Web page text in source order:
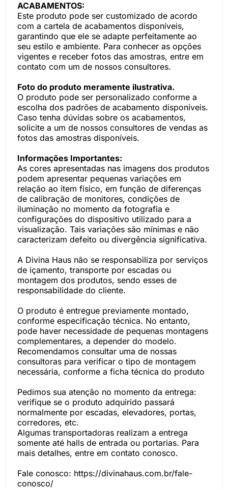
ACABAMENTOS:
Este produto pode ser customizado de acordo
com a cartela de acabamentos disponíveis,
garantindo que ele se adapte perfeitamente ao
seu estilo e ambiente. Para conhecer as opções
vigentes e receber fotos das amostras, entre em
contato com um de nossos consultores.
Foto do produto meramente ilustrativa.
O produto pode ser personalizado conforme a
escolha dos padrões de acabamento disponíveis.
Caso tenha dúvidas sobre os acabamentos,
solicite a um de nossos consultores de vendas as
fotos das amostras disponíveis.
Informações Importantes:
As cores apresentadas nas imagens dos produtos
podem apresentar pequenas variações em
relação ao item físico, em função de diferenças
de calibração de monitores, condições de
iluminação no momento da fotografia e
configurações do dispositivo utilizado para a
visualização. Tais variações são mínimas e não
caracterizam defeito ou divergência significativa.
A Divina Haus não se responsabiliza por serviços
de içamento, transporte por escadas ou
montagem dos produtos, sendo esses de
responsabilidade do cliente.
O produto é entregue previamente montado,
conforme especificação técnica. No entanto,
pode haver necessidade de pequenas montagens
complementares, a depender do modelo.
Recomendamos consultar uma de nossas
consultoras para verificar o tipo de montagem
necessária, conforme a ficha técnica do produto
Pedimos sua atenção no momento da entrega:
verifique se o produto adquirido passará
normalmente por escadas, elevadores, portas,
corredores, etc.
Algumas transportadoras realizam a entrega
somente até halls de entrada ou portarias. Para
mais detalhes, entre em contato conosco.
Fale conosco: https://divinahaus.com.br/fale-
conosco/